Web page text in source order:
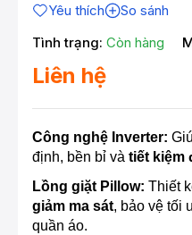
Yêu thích
So sánh
Tình trạng: Còn hàng
Liên hệ
Công nghệ Inverter:
định, bền bỉ và tiết kiệm
Lồng giặt Pillow: Thiết
giảm ma sát, bảo vệ tối
quần áo.